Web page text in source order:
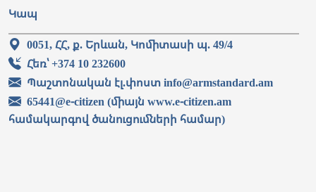
Կապ
0051, ՀՀ, ք. Երևան, Կոմիտասի պ. 49/4
Հեռ՝ +374 10 232600
Պաշտոնական էլ.փոստ info@armstandard.am
65441@e-citizen (միայն www.e-citizen.am
համակարգով ծանուցումների համար)